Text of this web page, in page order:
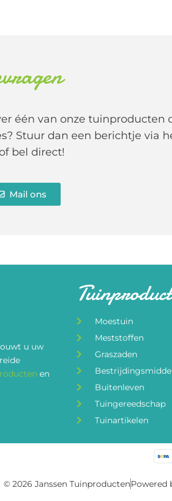
één van onze tuinproducten
Stuur dan een berichtje via
bel direct!
Mail ons
u uw
en
Moestuin
Meststoffen
Graszaden
Buitenleven
Tuingereedschap
Tuinartikelen
© 2026 Janssen TuinproductenPowered